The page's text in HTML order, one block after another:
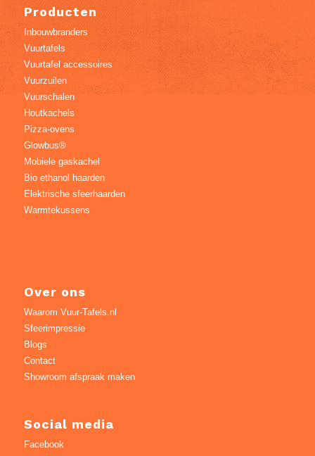
Producten
Inbouwbranders
Vuurtafels
Vuurtafel accessoires
Vuurzuilen
Vuurschalen
Houtkachels
Pizza-ovens
Glowbus®
Mobiele gaskachel
Bio ethanol haarden
Elektrische sfeerhaarden
Warmtekussens
Over ons
Waarom Vuur-Tafels.nl
Sfeerimpressie
Blogs
Contact
Showroom afspraak maken
Social media
Facebook